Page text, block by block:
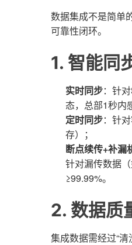
数据集成不是简单
可靠性闭环。
1. 智能同
实时同步：针
态，总部1秒内
定时同步：针
存）；
断点续传+补漏
针对漏传数据
≥99.99%。
2. 数据质
集成数据需经过“清